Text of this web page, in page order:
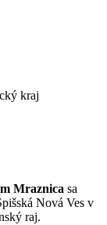
kraj
Mraznica sa
Nová Ves v
raj.